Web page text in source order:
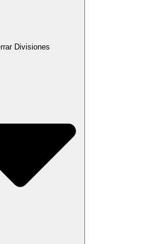
Divisiones